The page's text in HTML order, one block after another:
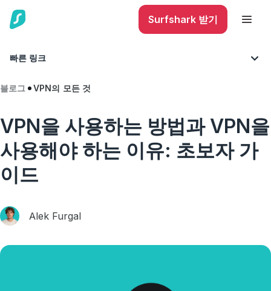
Surfshark 받기
빠른 링크
블로그 VPN의 모든 것
VPN을 사용하는 방법과 VPN을
사용해야 하는 이유: 초보자 가
이드
Alek Furgal